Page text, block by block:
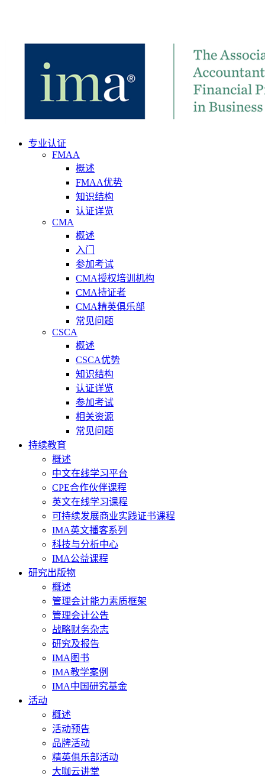
专业认证
FMAA
概述
FMAA优势
知识结构
认证详览
CMA
概述
入门
参加考试
CMA授权培训机构
CMA持证者
CMA精英俱乐部
常见问题
CSCA
概述
CSCA优势
知识结构
认证详览
参加考试
相关资源
常见问题
持续教育
概述
中文在线学习平台
CPE合作伙伴课程
英文在线学习课程
可持续发展商业实践证书课程
IMA英文播客系列
科技与分析中心
IMA公益课程
研究出版物
概述
管理会计能力素质框架
管理会计公告
战略财务杂志
研究及报告
IMA图书
IMA教学案例
IMA中国研究基金
活动
概述
活动预告
品牌活动
精英俱乐部活动
大咖云讲堂